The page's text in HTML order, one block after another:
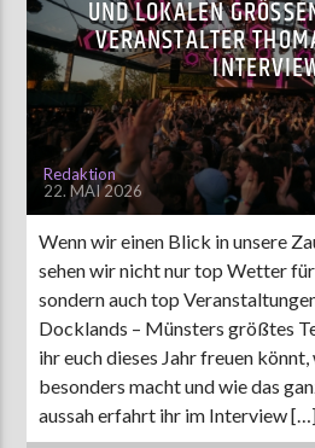
UND LOKALEN
VERANSTALTER
Redaktion
22. MAI 2026
Wenn wir einen Blick in unsere
sehen wir nicht nur top Wetter
sondern auch top
Docklands – Münsters größtes
ihr euch dieses Jahr freuen
besonders macht und wie das
aussah erfahrt ihr im Interview